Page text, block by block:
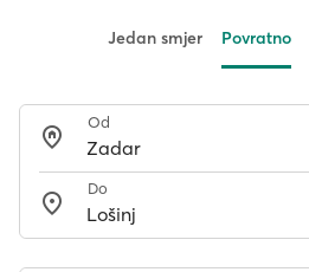
Jedan smjer Povratno
Od
Do